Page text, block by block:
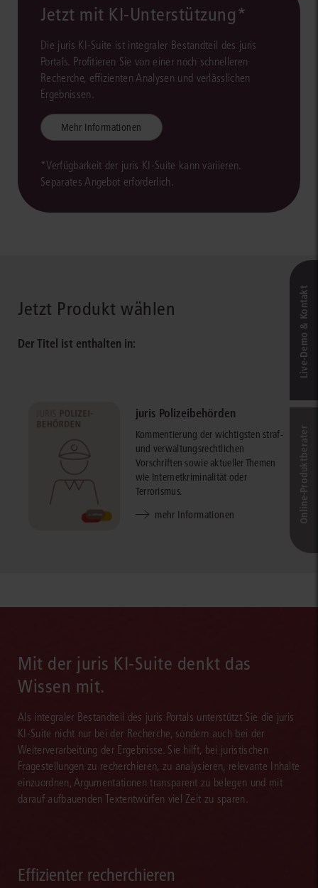
Jetzt mit KI-Unterstützung*
Die juris KI-Suite ist integraler Bestandteil des juris
Portals. Profitieren Sie von einer noch schnelleren
Recherche, effizienten Analysen und verlässlichen
Ergebnissen.
Mehr Informationen
*Verfügbarkeit der juris KI-Suite kann variieren.
Separates Angebot erforderlich.
Jetzt Produkt wählen
Der Titel ist enthalten in:
juris Polizeibehörden
Kommentierung der wichtigsten straf-
und verwaltungsrechtlichen
Vorschriften sowie aktueller Themen
wie Internetkriminalität oder
Terrorismus.
mehr Informationen
Mit der juris KI-Suite denkt das
Wissen mit.
Als integraler Bestandteil des juris Portals unterstützt Sie die juris
KI-Suite nicht nur bei der Recherche, sondern auch bei der
Weiterverarbeitung der Ergebnisse. Sie hilft, bei juristischen
Fragestellungen zu recherchieren, zu analysieren, relevante Inhalte
einzuordnen, Argumentationen transparent zu belegen und mit
darauf aufbauenden Textentwürfen viel Zeit zu sparen.
Effizienter recherchieren
Live‑Demo & Kontakt
Online-Produkt­berater